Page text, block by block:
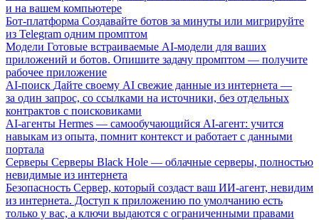
и на вашем компьютере
Бот-платформа Создавайте ботов за минуты или мигрируйте
из Telegram одним промптом
Модели Готовые встраиваемые AI-модели для ваших
приложений и ботов. Опишите задачу промптом — получите
рабочее приложение
AI-поиск Дайте своему AI свежие данные из интернета —
за один запрос, со ссылками на источники, без отдельных
контрактов с поисковиками
AI-агенты Hermes — самообучающийся AI-агент: учится
навыкам из опыта, помнит контекст и работает с данными
портала
Серверы Серверы Black Hole — облачные серверы, полностью
невидимые из интернета
Безопасность Сервер, который создаст ваш ИИ-агент, невидим
из интернета. Доступ к приложению по умолчанию есть
только у вас, а ключи выдаются с ограниченными правами